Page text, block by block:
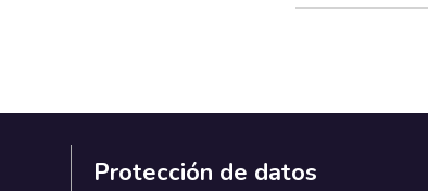
Protección de datos